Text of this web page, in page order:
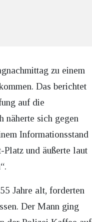
zu einem
Das berichtet
auf die
näherte sich gegen
Informationsstand
und äußerte laut
Jahre alt, forderten
Der Mann ging